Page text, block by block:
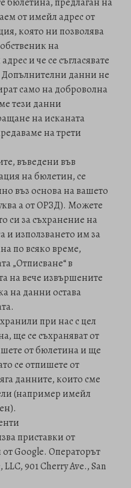
от имейл адрес от
която ни позволява
на
и че се съгласявате
данни не
само на доброволна
тези данни
на исканата
на трети
въведени във
на бюлетин, се
въз основа на вашето
a от ОРЗД). Можете
си за съхранение на
и използването им за
по всяко време,
„Отписване“ в
на вече извършените
на данни остава
при нас с цел
ще се съхраняват от
от бюлетина и ще
се отпишете от
данните, които сме
(например имейл
приставки от
Google. Операторът
901 Cherry Ave., San